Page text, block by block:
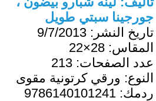
جورجينا سبتي طويل
تاريخ النشر: 9/7/2013
المقاس: 28×22
عدد الصفحات: 213
النوع: ورقي كرتونية مقوى
ردمك: 9786140101241